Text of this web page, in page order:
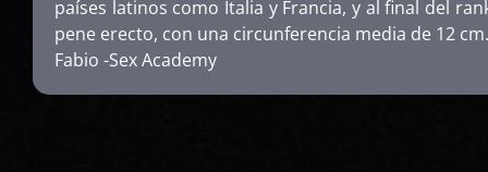
países latinos como Italia y Francia, y al final del
pene erecto, con una circunferencia media de 12
Fabio -Sex Academy